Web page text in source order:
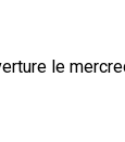
le